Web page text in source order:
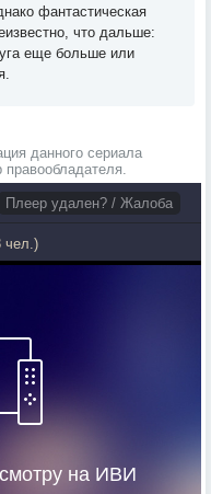
фантастическая
что дальше:
еще больше или
данного сериала
Плеер удален? / Жалоба
чел.)
на ИВИ